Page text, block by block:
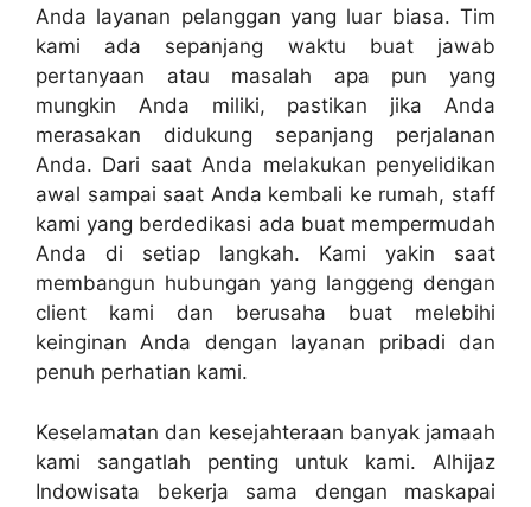
Anda layanan pelanggan yang luar biasa. Tim
kami ada sepanjang waktu buat jawab
pertanyaan atau masalah apa pun yang
mungkin Anda miliki, pastikan jika Anda
merasakan didukung sepanjang perjalanan
Anda. Dari saat Anda melakukan penyelidikan
awal sampai saat Anda kembali ke rumah, staff
kami yang berdedikasi ada buat mempermudah
Anda di setiap langkah. Kami yakin saat
membangun hubungan yang langgeng dengan
client kami dan berusaha buat melebihi
keinginan Anda dengan layanan pribadi dan
penuh perhatian kami.
Keselamatan dan kesejahteraan banyak jamaah
kami sangatlah penting untuk kami. Alhijaz
Indowisata bekerja sama dengan maskapai